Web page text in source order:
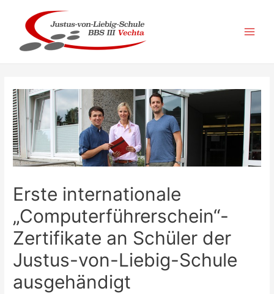
springen
Erste internationale
„Computerführerschein“-
Zertifikate an Schüler der
Justus-von-Liebig-Schule
ausgehändigt